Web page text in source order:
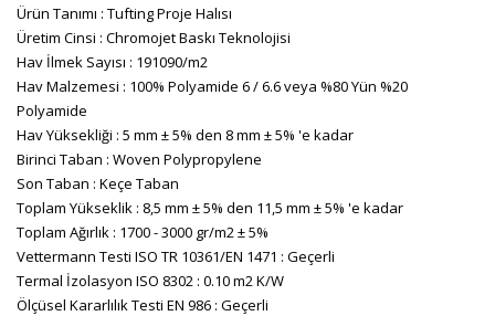
Ürün Tanımı : Tufting Proje Halısı
Üretim Cinsi : Chromojet Baskı Teknolojisi
Hav İlmek Sayısı : 191090/m2
Hav Malzemesi : 100% Polyamide 6 / 6.6 veya %80 Yün %20
Polyamide
Hav Yüksekliği : 5 mm ± 5% den 8 mm ± 5% 'e kadar
Birinci Taban : Woven Polypropylene
Son Taban : Keçe Taban
Toplam Yükseklik : 8,5 mm ± 5% den 11,5 mm ± 5% 'e kadar
Toplam Ağırlık : 1700 - 3000 gr/m2 ± 5%
Vettermann Testi ISO TR 10361/EN 1471 : Geçerli
Termal İzolasyon ISO 8302 : 0.10 m2 K/W
Ölçüsel Kararlılık Testi EN 986 : Geçerli